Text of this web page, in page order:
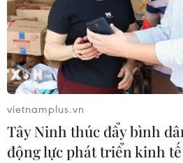
vietnamplus.vn
Tây Ninh thúc đẩy bình
động lực phát triển kinh tế